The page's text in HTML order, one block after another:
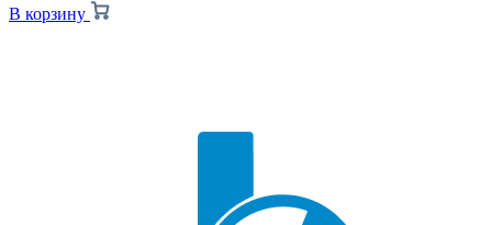
В корзину